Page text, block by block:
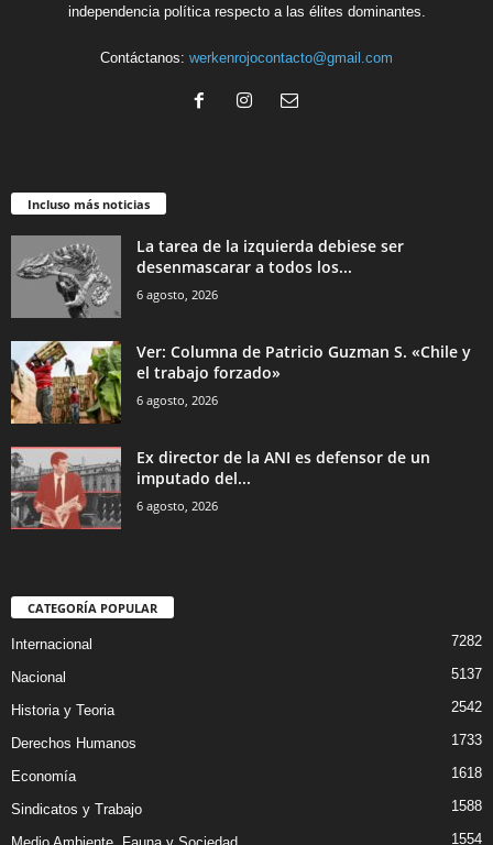
independencia política respecto a las élites dominantes.
Contáctanos: werkenrojocontacto@gmail.com
Incluso más noticias
La tarea de la izquierda debiese ser
desenmascarar a todos los...
6 agosto, 2026
Ver: Columna de Patricio Guzman S. «Chile y
el trabajo forzado»
6 agosto, 2026
Ex director de la ANI es defensor de un
imputado del...
6 agosto, 2026
CATEGORÍA POPULAR
Internacional 7282
Nacional 5137
Historia y Teoria 2542
Derechos Humanos 1733
Economía 1618
Sindicatos y Trabajo 1588
1554